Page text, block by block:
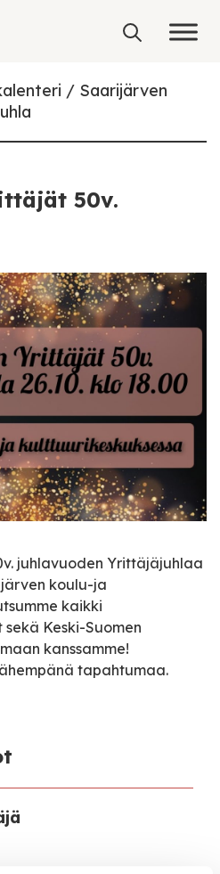
Saarijärven
50v.
juhlavuoden Yrittäjäjuhlaa
koulu-ja
kaikki
Keski-Suomen
kanssamme!
tapahtumaa.